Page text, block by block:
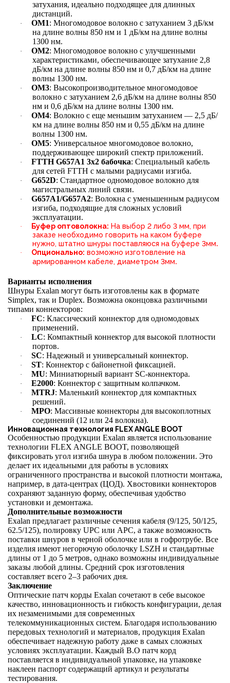
затухания, идеально подходящее для длинных
дистанций.
· OM1: Многомодовое волокно с затуханием 3 дБ/км
на длине волны 850 нм и 1 дБ/км на длине волны
1300 нм.
· OM2: Многомодовое волокно с улучшенными
характеристиками, обеспечивающее затухание 2,8
дБ/км на длине волны 850 нм и 0,7 дБ/км на длине
волны 1300 нм.
· OM3: Высокопроизводительное многомодовое
волокно с затуханием 2,6 дБ/км на длине волны 850
нм и 0,6 дБ/км на длине волны 1300 нм.
· OM4: Волокно с еще меньшим затуханием — 2,5 дБ/
км на длине волны 850 нм и 0,55 дБ/км на длине
волны 1300 нм.
· OM5: Универсальное многомодовое волокно,
поддерживающее широкий спектр приложений.
· FTTH G657A1 3х2 бабочка: Специальный кабель
для сетей FTTH с малыми радиусами изгиба.
· G652D: Стандартное одномодовое волокно для
магистральных линий связи.
· G657A1/G657A2: Волокна с уменьшенным радиусом
изгиба, подходящие для сложных условий
эксплуатации.
· Буфер оптоволокна: На выбор 2 либо 3 мм, при
заказе необходимо говорить на каком буфере
нужно, штатно шнуры поставляюся на буфере 3мм.
· Опционально: возможно изготовление на
армированном кабеле, диаметром 3мм.
Варианты исполнения
Шнуры Exalan могут быть изготовлены как в формате
Simplex, так и Duplex. Возможна оконцовка различными
типами коннекторов:
· FC: Классический коннектор для одномодовых
применений.
· LC: Компактный коннектор для высокой плотности
портов.
· SC: Надежный и универсальный коннектор.
· ST: Коннектор с байонетной фиксацией.
· MU: Миниатюрный вариант SC-коннектора.
· E2000: Коннектор с защитным колпачком.
· MTRJ: Маленький коннектор для компактных
решений.
· MPO: Массивные коннекторы для высокоплотных
соединений (12 или 24 волокна).
Инновационная технология FLEX ANGLE BOOT
Особенностью продукции Exalan является использование
технологии FLEX ANGLE BOOT, позволяющей
фиксировать угол изгиба шнура в любом положении. Это
делает их идеальными для работы в условиях
ограниченного пространства и высокой плотности монтажа,
например, в дата-центрах (ЦОД). Хвостовики коннекторов
сохраняют заданную форму, обеспечивая удобство
установки и демонтажа.
Дополнительные возможности
Exalan предлагает различные сечения кабеля (9/125, 50/125,
62.5/125), полировку UPC или APC, а также возможность
поставки шнуров в черной оболочке или в гофротрубе. Все
изделия имеют негорючую оболочку LSZH и стандартные
длины от 1 до 5 метров, однако возможны индивидуальные
заказы любой длины. Средний срок изготовления
составляет всего 2–3 рабочих дня.
Заключение
Оптические патч корды Exalan сочетают в себе высокое
качество, инновационность и гибкость конфигурации, делая
их незаменимыми для современных
телекоммуникационных систем. Благодаря использованию
передовых технологий и материалов, продукция Exalan
обеспечивает надежную работу даже в самых сложных
условиях эксплуатации. Каждый В.О патч корд
поставляется в индивидуальной упаковке, на упаковке
наклеен паспорт содержащий артикул и результаты
тестирования.